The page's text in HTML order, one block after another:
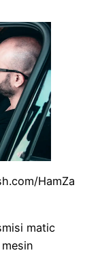
HamZa
matic